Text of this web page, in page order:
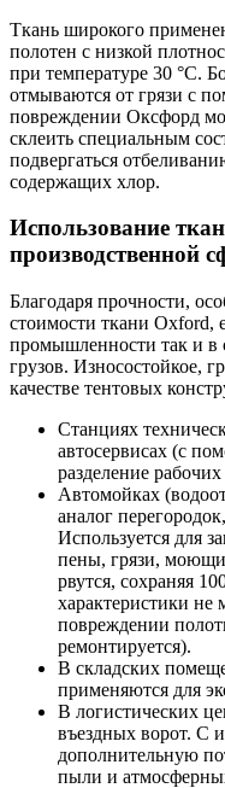
Ткань широкого
полотен с низкой
при температуре 30 °С.
отмываются от грязи с
повреждении Оксфорд
склеить специальным
подвергаться
содержащих хлор.
Использование
производственной
Благодаря прочности,
стоимости ткани Oxford,
промышленности так и в
грузов. Износостойкое,
качестве тентовых
Станциях
автосервисах (с
разделение
Автомойках
аналог
Используется для
пены, грязи,
рвутся, сохраняя
характеристики не
повреждении
ремонтируется).
В складских
применяются для
В логистических
въездных ворот. С
дополнительную
пыли и